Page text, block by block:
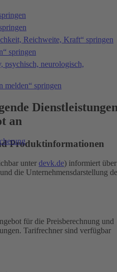
Reichweite, Kraft“ springen
springen
neurologisch,
melden“ springen
an
Produktinformationen
unter devk.de) informiert über
die Unternehmensdarstellung
für die Preisberechnung und
Tarifrechner sind verfügbar